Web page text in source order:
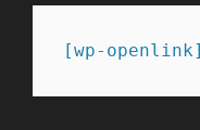
[wp-openlink]